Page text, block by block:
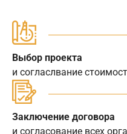
Выбор проекта
и согласлвание
Заключение договора
и согласование всех